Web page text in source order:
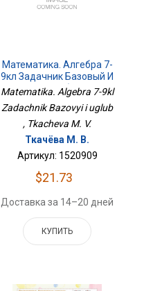
Математика. Алгебра 7-
9кл Задачник Базовый И
Углуб
Matematika. Algebra 7-9kl
Zadachnik Bazovyi i uglub
, Tkacheva M. V.
Ткачёва М. В.
Артикул: 1520909
$21.73
Доставка за 14–20 дней
КУПИТЬ